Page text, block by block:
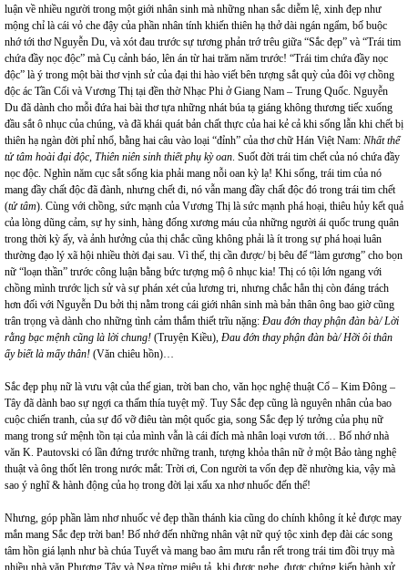
luận về nhiều người trong một giới nhân sinh mà những nhan sắc diễm lệ, xinh đẹp như
mộng chỉ là cái vỏ che đậy của phần nhân tính khiến thiên hạ thở dài ngán ngẩm, bố buộc
nhớ tới thơ Nguyễn Du, và xót đau trước sự tương phản trớ trêu giữa “Sắc đẹp” và “Trái tim
chứa đầy nọc độc” mà Cụ cảnh báo, lên án từ hai trăm năm trước! “Trái tim chứa đầy nọc
độc” là ý trong một bài thơ vịnh sử của đại thi hào viết bên tượng sắt quỳ của đôi vợ chồng
độc ác Tần Cối và Vương Thị tại đền thờ Nhạc Phi ở Giang Nam – Trung Quốc. Nguyễn
Du đã dành cho mỗi đứa hai bài thơ tựa những nhát búa tạ giáng không thương tiếc xuống
đầu sắt ô nhục của chúng, và đã khái quát bản chất thực của hai kẻ cả khi sống lẫn khi chết bị
thiên hạ ngàn đời phỉ nhổ, bằng hai câu vào loại “đỉnh” của thơ chữ Hán Việt Nam: Nhất thể
tử tâm hoài đại độc, Thiên niên sinh thiết phụ kỳ oan. Suốt đời trái tim chết của nó chứa đầy
nọc độc. Nghìn năm cục sắt sống kia phải mang nỗi oan kỳ lạ! Khi sống, trái tim của nó
mang đầy chất độc đã đành, nhưng chết đi, nó vẫn mang đầy chất độc đó trong trái tim chết
(tử tâm). Cùng với chồng, sức mạnh của Vương Thị là sức mạnh phá hoại, thiêu hủy kết quả
của lòng dũng cảm, sự hy sinh, hàng đống xương máu của những người ái quốc trung quân
trong thời kỳ ấy, và ảnh hưởng của thị chắc cũng không phải là ít trong sự phá hoại luân
thường đạo lý xã hội nhiều thời đại sau. Vì thế, thị cần được/ bị bêu để “làm gương” cho bọn
nữ “loạn thần” trước công luận bằng bức tượng mộ ô nhục kia! Thị có tội lớn ngang với
chồng mình trước lịch sử và sự phán xét của lương tri, nhưng chắc hẳn thị còn đáng trách
hơn đối với Nguyễn Du bởi thị nằm trong cái giới nhân sinh mà bản thân ông bao giờ cũng
trân trọng và dành cho những tình cảm thắm thiết trĩu nặng: Đau đớn thay phận đàn bà/ Lời
rằng bạc mệnh cũng là lời chung! (Truyện Kiều), Đau đớn thay phận đàn bà/ Hỡi ôi thân
ấy biết là mấy thân! (Văn chiêu hồn)…
Sắc đẹp phụ nữ là vưu vật của thế gian, trời ban cho, văn học nghệ thuật Cổ – Kim Đông –
Tây đã dành bao sự ngợi ca thấm thía tuyệt mỹ. Tuy Sắc đẹp cũng là nguyên nhân của bao
cuộc chiến tranh, của sự đổ vỡ điêu tàn một quốc gia, song Sắc đẹp lý tưởng của phụ nữ
mang trong sứ mệnh tồn tại của mình vẫn là cái đích mà nhân loại vươn tới… Bố nhớ nhà
văn K. Pautovski có lần đứng trước những tranh, tượng khỏa thân nữ ở một Bảo tàng nghệ
thuật và ông thốt lên trong nước mắt: Trời ơi, Con người ta vốn đẹp đẽ nhường kia, vậy mà
sao ý nghĩ & hành động của họ trong đời lại xấu xa nhơ nhuốc đến thế!
Nhưng, góp phần làm nhơ nhuốc vẻ đẹp thần thánh kia cũng do chính không ít kẻ được may
mắn mang Sắc đẹp trời ban! Bố nhớ đến những nhân vật nữ quý tộc xinh đẹp đài các song
tâm hồn giá lạnh như bà chúa Tuyết và mang bao âm mưu rắn rết trong trái tim đồi trụy mà
nhiều nhà văn Phương Tây và Nga từng miêu tả, khi được nghe, được chứng kiến hành xử